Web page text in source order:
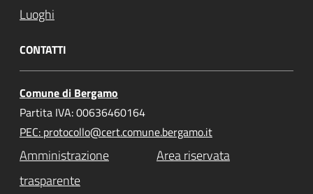
Luoghi
CONTATTI
Comune di Bergamo
Partita IVA: 00636460164
PEC: protocollo@cert.comune.bergamo.it
Amministrazione
trasparente
Area riservata